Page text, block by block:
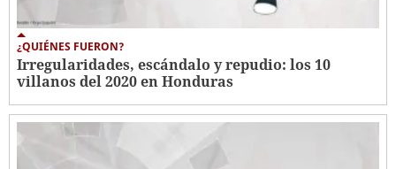
¿QUIÉNES FUERON?
Irregularidades, escándalo y repudio: los 10
villanos del 2020 en Honduras